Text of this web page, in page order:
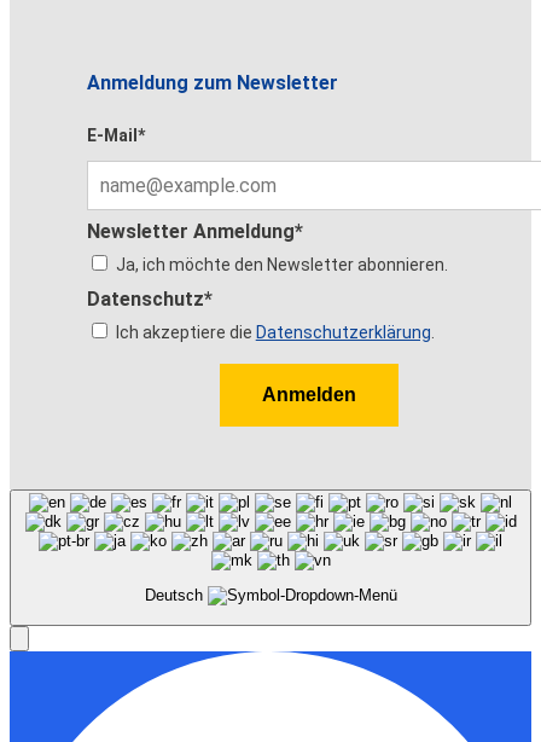
Anmeldung zum Newsletter
E-Mail*
Newsletter Anmeldung*
Ja, ich möchte den Newsletter abonnieren.
Datenschutz*
Ich akzeptiere die Datenschutzerklärung
Anmelden
Deutsch